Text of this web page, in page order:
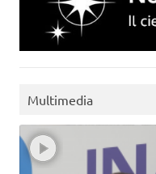
Multimedia